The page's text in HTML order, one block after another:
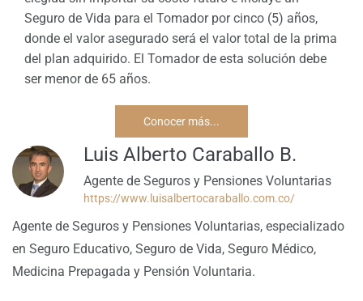
Seguro de Vida para el Tomador por cinco (5) años,
donde el valor asegurado será el valor total de la prima
del plan adquirido. El Tomador de esta solución debe
ser menor de 65 años.
Conocer más...
Luis Alberto Caraballo B.
Agente de Seguros y Pensiones Voluntarias
https://www.luisalbertocaraballo.com.co/
Agente de Seguros y Pensiones Voluntarias, especializado
en Seguro Educativo, Seguro de Vida, Seguro Médico,
Medicina Prepagada y Pensión Voluntaria.